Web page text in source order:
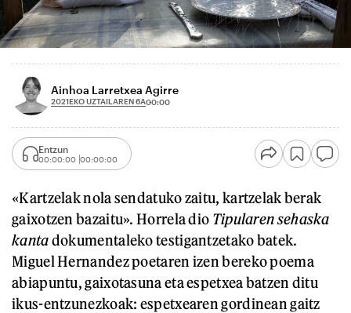
Ainhoa Larretxea Agirre
2021EKO UZTAILAREN 6A00:00
Entzun
00:00:00 00:00:00
«Kartzelak nola sendatuko zaitu, kartzelak berak
gaixotzen bazaitu». Horrela dio Tipularen sehaska
kantadokumentaleko testigantzetako batek.
Miguel Hernandez poetaren izen bereko poema
abiapuntu, gaixotasuna eta espetxea batzen ditu
ikus-entzunezkoak: espetxearen gordinean gaitz